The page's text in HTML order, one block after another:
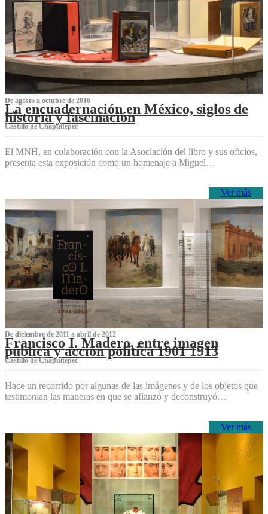
De agosto a octubre de 2016
La encuadernación en México, siglos de
historia y fascinación
Castillo de Chapultepec
El MNH, en colaboración con la Asociación del libro y sus oficios,
presenta esta exposición como un homenaje a Miguel…
Ver más
De diciembre de 2011 a abril de 2012
Francisco I. Madero, entre imagen
pública y acción política 1901 1913
Castillo de Chapultepec
Hace un recorrido por algunas de las imágenes y de los objetos que
testimonian las maneras en que se afianzó y deconstruyó…
Ver más